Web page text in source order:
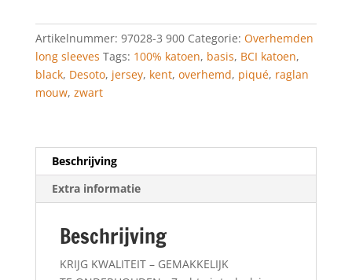
OPTICS
aantal
Artikelnummer: 97028-3 900 Categorie: Overhemden
long sleeves Tags: 100% katoen, basis, BCI katoen,
black, Desoto, jersey, kent, overhemd, piqué, raglan
mouw, zwart
Beschrijving
Extra informatie
Beschrijving
KRIJG KWALITEIT – GEMAKKELIJK